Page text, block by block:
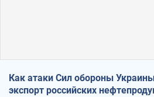
Как атаки Сил обороны
экспорт российских